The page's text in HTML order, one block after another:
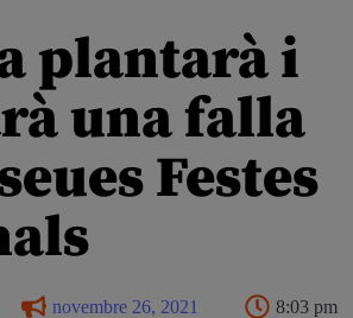
plantarà i
una falla
Festes
novembre 26, 2021 8:03 pm